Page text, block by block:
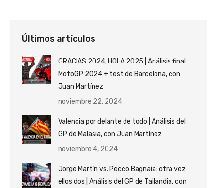
Últimos artículos
GRACIAS 2024, HOLA 2025 | Análisis final
MotoGP 2024 + test de Barcelona, con
Juan Martínez
noviembre 22, 2024
Valencia por delante de todo | Análisis del
GP de Malasia, con Juan Martínez
noviembre 4, 2024
Jorge Martín vs. Pecco Bagnaia: otra vez
ellos dos | Análisis del GP de Tailandia, con